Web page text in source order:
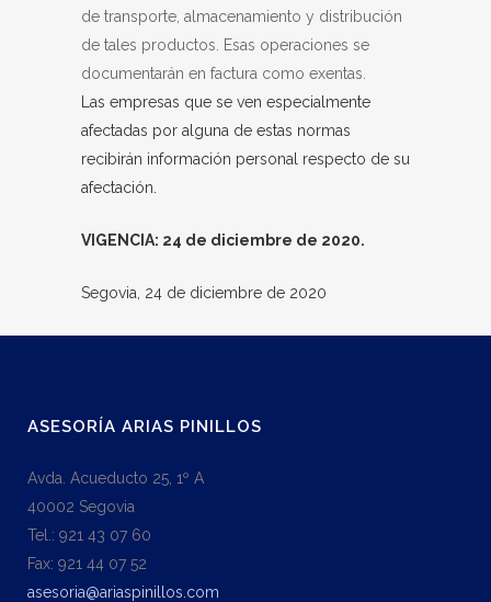
de transporte, almacenamiento y distribución
de tales productos. Esas operaciones se
documentarán en factura como exentas.
Las empresas que se ven especialmente
afectadas por alguna de estas normas
recibirán información personal respecto de su
afectación.
VIGENCIA: 24 de diciembre de 2020.
Segovia, 24 de diciembre de 2020
ASESORÍA ARIAS PINILLOS
Avda. Acueducto 25, 1º A
40002 Segovia
Tel.: 921 43 07 60
Fax: 921 44 07 52
asesoria@ariaspinillos.com